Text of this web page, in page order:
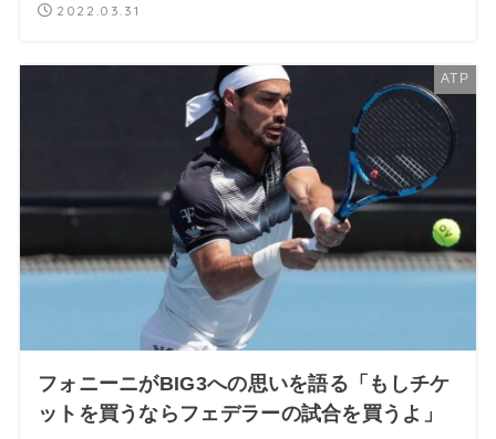
2022.03.31
ATP
フォニーニがBIG3への思いを語る「もしチケ
ットを買うならフェデラーの試合を買うよ」